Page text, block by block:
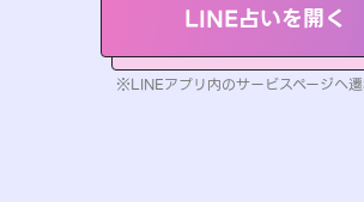
LINE占いを開く
※LINEアプリ内のサービスページへ